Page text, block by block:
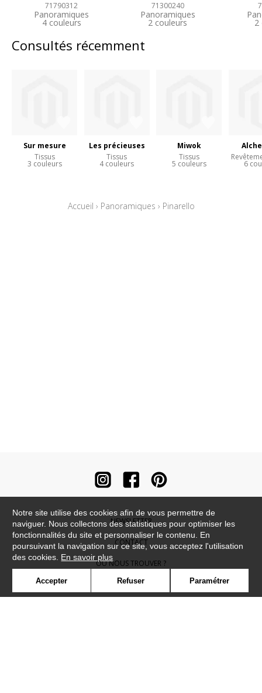
71790312
Panoramiques
4 couleurs
71300240
Panoramiques
2 couleurs 2
Consultés récemment
Sur mesure
Tissus
3 couleurs
Les précieuses
Tissus
4 couleurs
Miwok
Tissus
5 couleurs 6
Accueil › Panoramiques › Pinarello
NEWSLETTER
CONTACT
OÙ NOUS TROUVER ?
CONTRACT
Notre site utilise des cookies afin de vous permettre de
naviguer. Nous collectons des statistiques pour optimiser les
fonctionnalités du site et personnaliser le contenu. En
poursuivant la navigation sur ce site, vous acceptez l'utilisation
des cookies. En savoir plus
Accepter Refuser Paramétrer